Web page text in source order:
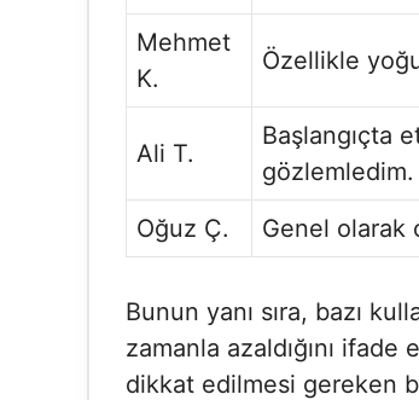
Mehmet
K.
Özellikle
Ali T.
Başlangıçta
gözlemledim.
Oğuz Ç. Genel olarak
Bunun yanı sıra, bazı
zamanla azaldığını
dikkat edilmesi gereken